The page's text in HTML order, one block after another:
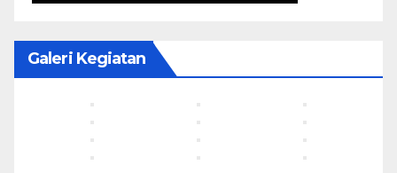
Galeri Kegiatan